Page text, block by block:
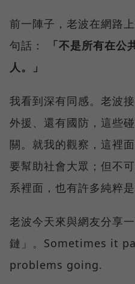
前一陣子，老波在網路
句話：
「不是所有在公
人。」
我看到深有同感。老波
外援、還有國防，這些
關。就我的觀察，這裡
要幫助社會大眾；但不
系裡面，也有許多純粹
老波今天來與網友分享
鏈」。Sometimes it
problems going.